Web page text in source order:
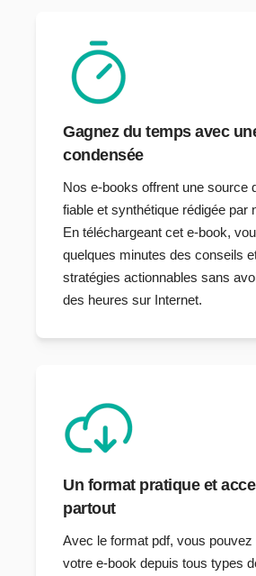
Gagnez du temps avec
condensée
Nos e-books offrent une source
fiable et synthétique rédigée par
En téléchargeant cet e-book,
quelques minutes des conseils
stratégies actionnables sans
des heures sur Internet.
Un format pratique et
partout
Avec le format pdf, vous pouvez
votre e-book depuis tous types